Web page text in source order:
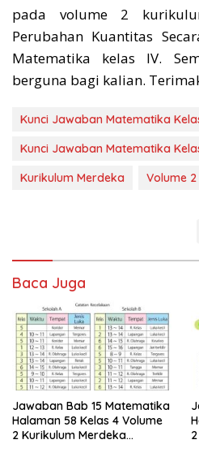
pada volume 2
Perubahan Kuantitas
Matematika kelas IV.
berguna bagi kalian.
Kunci Jawaban Matematika
Kunci Jawaban Matematika
Kurikulum Merdeka
Volume 2
Baca Juga
Jawaban Bab 15 Matematika
Halaman 58 Kelas 4 Volume
2 Kurikulum Merdeka